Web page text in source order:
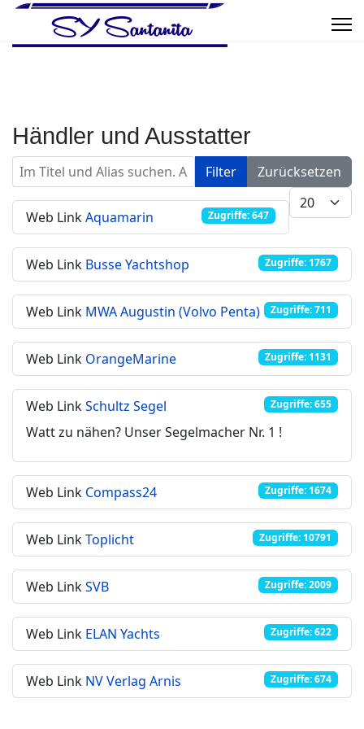
Händler und Ausstatter
Im Titel und Alias suchen. Als Präfix „ID:“ verwenden,
Filter
Zurücksetzen
Anzeige #
Web LinkAquamarin Zugriffe: 647
Web Link Busse Yachtshop Zugriffe: 1767
Web Link MWA Augustin (Volvo Penta) Zugriffe: 711
Web Link OrangeMarine Zugriffe: 1131
Web LinkSchultz Segel Zugriffe: 655
Watt zu nähen? Unser Segelmacher Nr. 1 !
Web Link Compass24 Zugriffe: 1674
Web LinkToplicht Zugriffe: 10791
Web LinkSVB Zugriffe: 2009
Web Link ELAN Yachts Zugriffe: 622
Web Link NV Verlag Arnis Zugriffe: 674